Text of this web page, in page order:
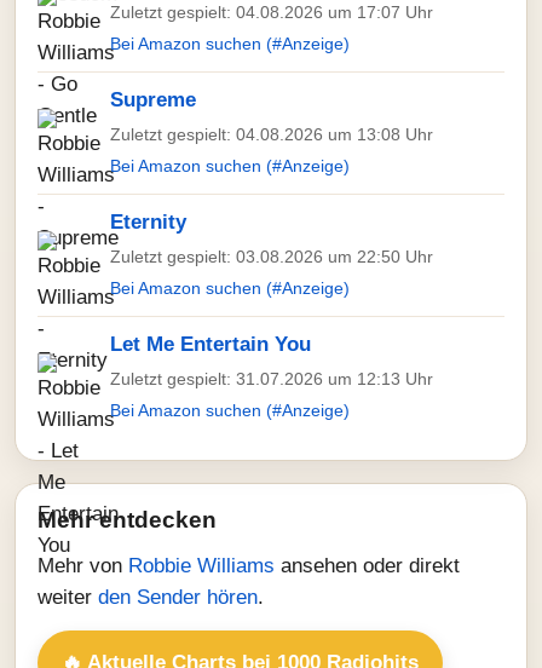
Zuletzt gespielt: 04.08.2026 um 17:07 Uhr
Bei Amazon suchen (#Anzeige)
Supreme
Zuletzt gespielt: 04.08.2026 um 13:08 Uhr
Bei Amazon suchen (#Anzeige)
Eternity
Zuletzt gespielt: 03.08.2026 um 22:50 Uhr
Bei Amazon suchen (#Anzeige)
Let Me Entertain You
Zuletzt gespielt: 31.07.2026 um 12:13 Uhr
Bei Amazon suchen (#Anzeige)
Mehr entdecken
Mehr von Robbie Williams ansehen oder direkt
weiter den Sender hören.
🔥 Aktuelle Charts bei 1000 Radiohits